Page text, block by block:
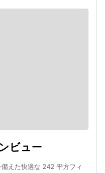
ビュー
えた快適な 242 平方フィ